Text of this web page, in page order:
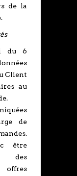
de la
du 6
Client
au
de
être
des